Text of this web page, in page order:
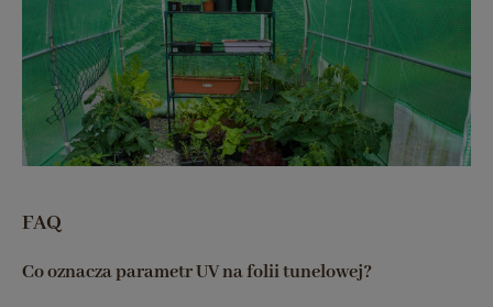
FAQ
Co oznacza parametr UV na folii tunelowej?